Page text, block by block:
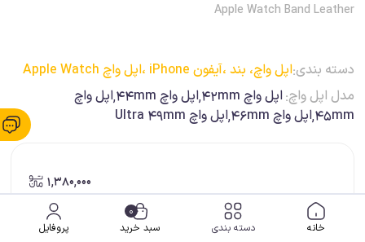
Apple Watch Band Leather
دسته بندی:اپل واچ، بند ،آیفون iPhone ،
اپل واچ Apple Watch
مدل اپل واچ:
اپل واچ 42mm,اپل واچ 44mm,اپل واچ
45mm,اپل واچ 46mm,اپل واچ Ultra 49mm
1,380,000
پروفایل
0
سبد خرید دسته بندی خانه